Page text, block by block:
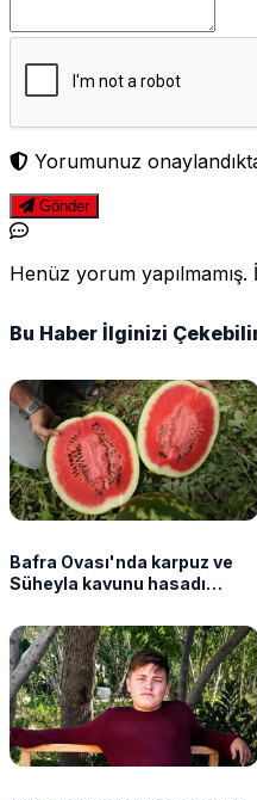
Yorumunuz
Gönder
Henüz yorum
Bu Haber İlginizi
Bafra Ovası'nda karpuz ve
Süheyla kavunu hasadı